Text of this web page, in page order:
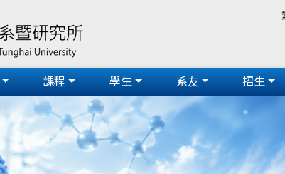
課程 學生 系友 招生